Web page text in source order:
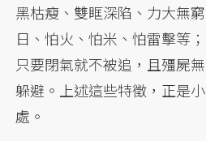
黑枯瘦、雙眶深陷、力大無
日、怕火、怕米、怕雷擊等
只要閉氣就不被追，且殭屍
躲避。上述這些特徵，正是
處。